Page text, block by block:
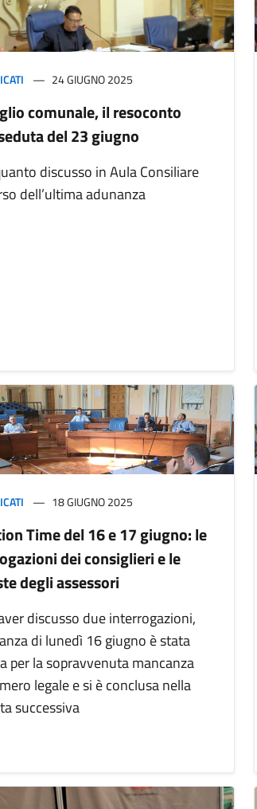
24 GIUGNO 2025
comunale, il resoconto
del 23 giugno
discusso in Aula Consiliare
dell’ultima adunanza
18 GIUGNO 2025
Time del 16 e 17 giugno: le
dei consiglieri e le
degli assessori
discusso due interrogazioni,
di lunedì 16 giugno è stata
per la sopravvenuta mancanza
legale e si è conclusa nella
successiva